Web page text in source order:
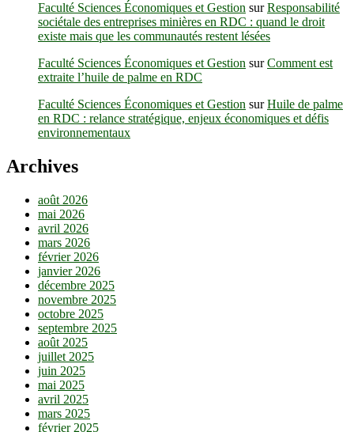
Faculté Sciences Économiques et Gestion surResponsabilité
sociétale des entreprises minières en RDC : quand le droit
existe mais que les communautés restent lésées
Faculté Sciences Économiques et Gestion surComment est
extraite l’huile de palme en RDC
Faculté Sciences Économiques et Gestion surHuile de palme
en RDC : relance stratégique, enjeux économiques et défis
environnementaux
Archives
août 2026
mai 2026
avril 2026
mars 2026
février 2026
janvier 2026
décembre 2025
novembre 2025
octobre 2025
septembre 2025
août 2025
juillet 2025
juin 2025
mai 2025
avril 2025
mars 2025
février 2025